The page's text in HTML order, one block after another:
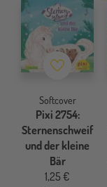
Merkzettel
Softcover
Pixi 2754:
Sternenschweif
und der kleine
Bär
1,25 €